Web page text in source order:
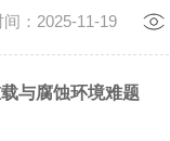
间：2025-11-19
与腐蚀环境难题